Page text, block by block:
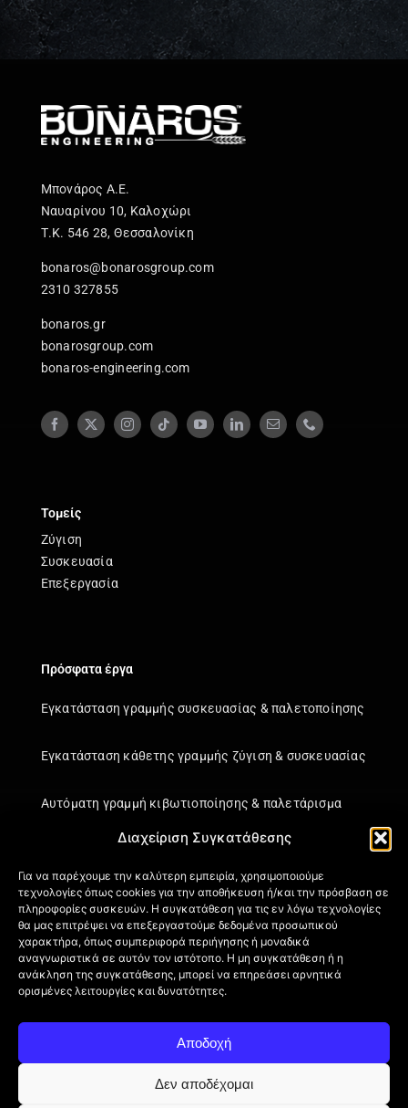
Διαχείριση Συγκατάθεσης
Για να παρέχουμε την καλύτερη εμπειρία, χρησιμοποιούμε
τεχνολογίες όπως cookies για την αποθήκευση ή/και την πρόσβαση σε
πληροφορίες συσκευών. Η συγκατάθεση για τις εν λόγω τεχνολογίες
θα μας επιτρέψει να επεξεργαστούμε δεδομένα προσωπικού
χαρακτήρα, όπως συμπεριφορά περιήγησης ή μοναδικά
αναγνωριστικά σε αυτόν τον ιστότοπο. Η μη συγκατάθεση ή η
ανάκληση της συγκατάθεσης, μπορεί να επηρεάσει αρνητικά
ορισμένες λειτουργίες και δυνατότητες.
Αποδοχή
Δεν αποδέχομαι
Μπονάρος Α.Ε.
Ναυαρίνου 10, Καλοχώρι
Τ.Κ. 546 28, Θεσσαλονίκη
bonaros@bonarosgroup.com
2310 327855
bonaros.gr
bonarosgroup.com
bonaros-engineering.com
Τομείς
Ζύγιση
Συσκευασία
Επεξεργασία
Πρόσφατα έργα
Εγκατάσταση γραμμής συσκευασίας & παλετοποίησης
Εγκατάσταση κάθετης γραμμής ζύγιση & συσκευασίας
Αυτόματη γραμμή κιβωτιοποίησης & παλετάρισμα
Πληροφορίες
Πιστοποιήσεις
Όροι Χρήσης
Πολιτική απορρήτου
Πολιτική Cookies (ΕΕ)